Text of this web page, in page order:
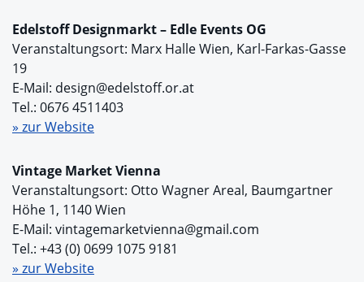
Edelstoff Designmarkt – Edle Events OG
Veranstaltungsort: Marx Halle Wien, Karl-Farkas-Gasse
19
E-Mail: design@edelstoff.or.at
Tel.: 0676 4511403
» zur Website
Vintage Market Vienna
Veranstaltungsort: Otto Wagner Areal, Baumgartner
Höhe 1, 1140 Wien
E-Mail: vintagemarketvienna@gmail.com
Tel.: +43 (0) 0699 1075 9181
» zur Website